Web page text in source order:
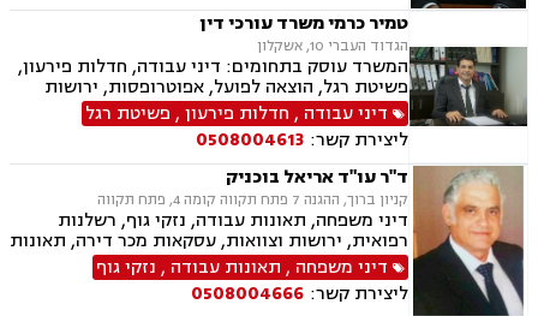
טמיר כרמי משרד עורכי דין
הגדוד העברי 10, אשקלון
המשרד עוסק בתחומים: דיני עבודה, חדלות פירעון,
פשיטת רגל, הוצאה לפועל, אפוטרופסות, ירושות
וצוואות, ליטיגציה, משפט אזרחי , נדל"ן, עסקאות
מכר דירה, פינוי מושכר, פירוקים והקפאות הליכים,
רישוי עסקים, רשויות מקומיות, תכנון ובניה, דיני
מקרקעין
דיני עבודה , חדלות פירעון, פשיטת רגל
ליצירת קשר: 0508004613
ד"ר עו"ד אריאל בוכניק
קניון ברוך, ההגנה 7 פתח תקווה קומה 4, פתח תקווה
דיני משפחה, תאונות עבודה, נזקי גוף, רשלנות
רפואית, ירושות וצוואות, עסקאות מכר דירה, תאונות
עקב רשלנות, דיני עבודה, אבדן כושר עבודה, פינוי
בינוי, דיני מקרקעין, פשיטת רגל, חדלות פרעון,
תעבורה
דיני משפחה , תאונות עבודה , נזקי גוף
ליצירת קשר: 0508004666